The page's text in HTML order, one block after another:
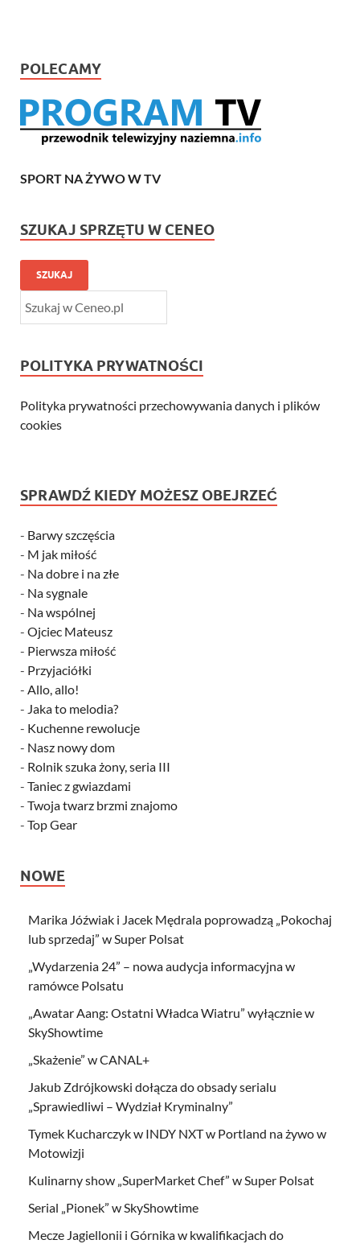
POLECAMY
SPORT NA ŻYWO W TV
SZUKAJ SPRZĘTU W CENEO
SZUKAJ
POLITYKA PRYWATNOŚCI
Polityka prywatności przechowywania danych i plików
cookies
SPRAWDŹ KIEDY MOŻESZ OBEJRZEĆ
- Barwy szczęścia
- M jak miłość
- Na dobre i na złe
- Na sygnale
- Na wspólnej
- Ojciec Mateusz
- Pierwsza miłość
- Przyjaciółki
- Allo, allo!
- Jaka to melodia?
- Kuchenne rewolucje
- Nasz nowy dom
- Rolnik szuka żony, seria III
- Taniec z gwiazdami
- Twoja twarz brzmi znajomo
- Top Gear
NOWE
Marika Jóźwiak i Jacek Mędrala poprowadzą „Pokochaj
lub sprzedaj” w Super Polsat
„Wydarzenia 24” – nowa audycja informacyjna w
ramówce Polsatu
„Awatar Aang: Ostatni Władca Wiatru” wyłącznie w
SkyShowtime
„Skażenie” w CANAL+
Jakub Zdrójkowski dołącza do obsady serialu
„Sprawiedliwi – Wydział Kryminalny”
Tymek Kucharczyk w INDY NXT w Portland na żywo w
Motowizji
Kulinarny show „SuperMarket Chef” w Super Polsat
Serial „Pionek” w SkyShowtime
Mecze Jagiellonii i Górnika w kwalifikacjach do